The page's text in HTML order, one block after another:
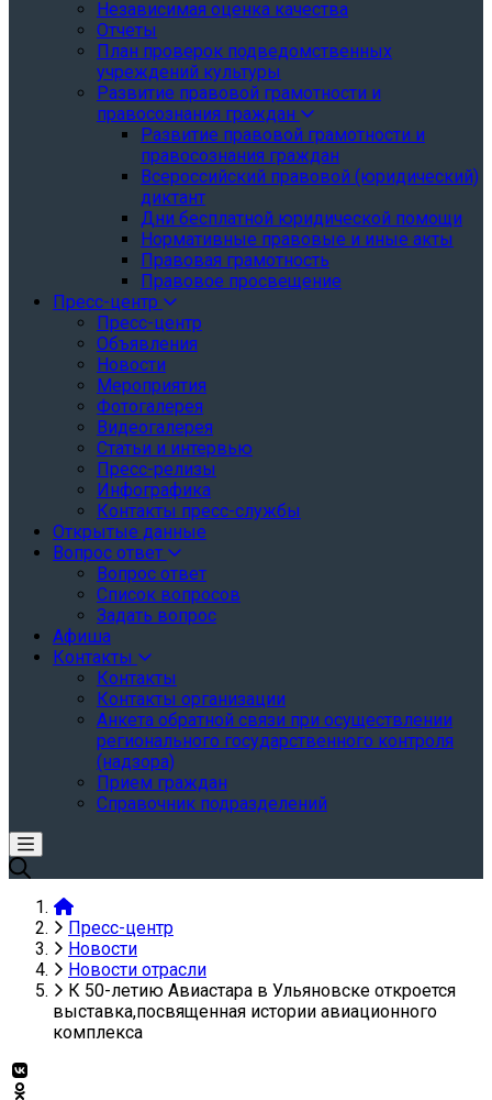
Независимая оценка качества
Отчеты
План проверок подведомственных
учреждений культуры
Развитие правовой грамотности и
правосознания граждан
Развитие правовой грамотности и
правосознания граждан
Всероссийский правовой (юридический)
диктант
Дни бесплатной юридической помощи
Нормативные правовые и иные акты
Правовая грамотность
Правовое просвещение
Пресс-центр
Пресс-центр
Объявления
Новости
Мероприятия
Фотогалерея
Видеогалерея
Статьи и интервью
Пресс-релизы
Инфографика
Контакты пресс-службы
Открытые данные
Вопрос ответ
Вопрос ответ
Список вопросов
Задать вопрос
Афиша
Контакты
Контакты
Контакты организации
Анкета обратной связи при осуществлении
регионального государственного контроля
(надзора)
Прием граждан
Справочник подразделений
Пресс-центр
Новости
Новости отрасли
К 50-летию Авиастара в Ульяновске откроется
выставка,посвященная истории авиационного
комплекса